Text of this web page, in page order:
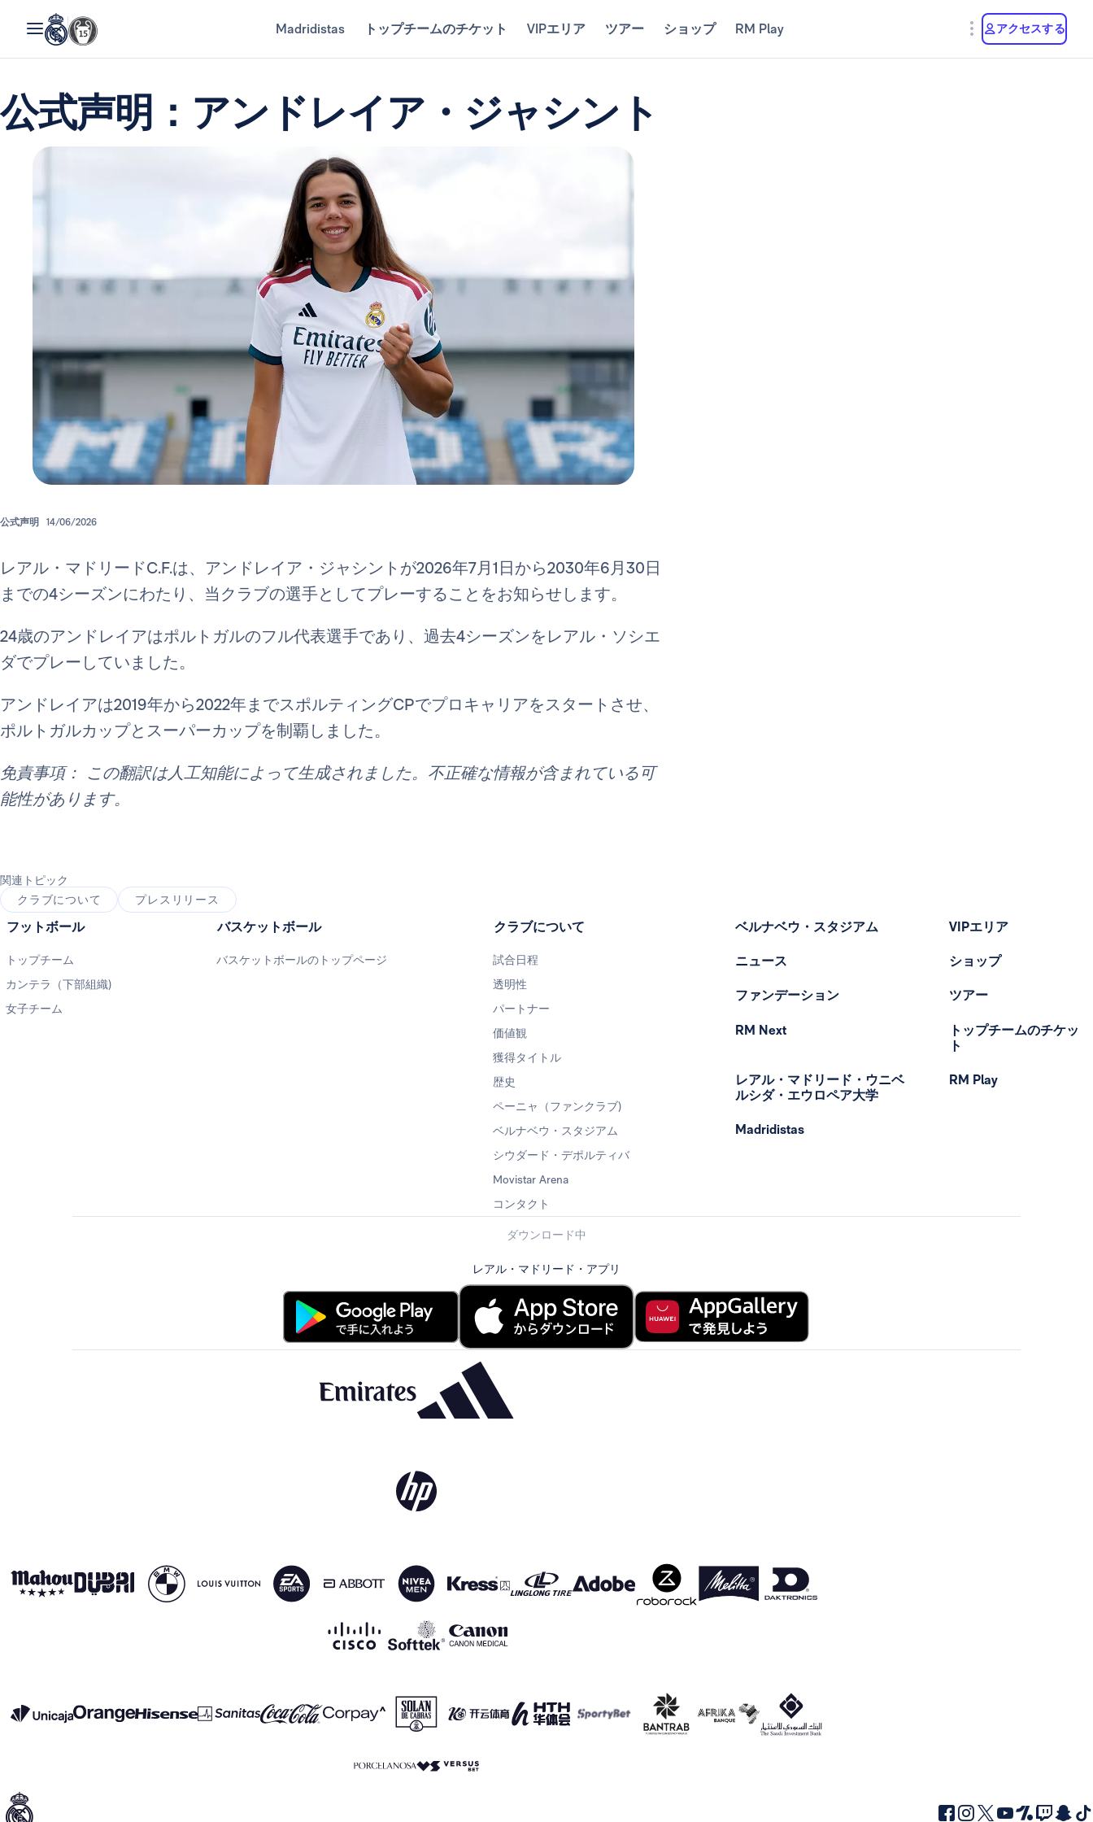
Madridistas トップチームのチケット VIPエリア ツアー ショップ RM Play アクセスする
公式声明：アンドレイア・ジャシント
公式声明 14/06/2026
レアル・マドリードC.F.は、アンドレイア・ジャシントが2026年7月1日から2030年6月30日
までの4シーズンにわたり、当クラブの選手としてプレーすることをお知らせします。
24歳のアンドレイアはポルトガルのフル代表選手であり、過去4シーズンをレアル・ソシエ
ダでプレーしていました。
アンドレイアは2019年から2022年までスポルティングCPでプロキャリアをスタートさせ、
ポルトガルカップとスーパーカップを制覇しました。
免責事項： この翻訳は人工知能によって生成されました。不正確な情報が含まれている可
能性があります。
関連トピック
クラブについて
プレスリリース
フットボール
トップチーム
カンテラ（下部組織)
女子チーム
バスケットボール
バスケットボールのトップページ
クラブについて
試合日程
透明性
パートナー
価値観
獲得タイトル
歴史
ペーニャ（ファンクラブ)
ベルナベウ・スタジアム
シウダード・デポルティバ
Movistar Arena
コンタクト
ベルナベウ・スタジアム
ニュース
ファンデーション
RM Next
レアル・マドリード・ウニベ
ルシダ・エウロペア大学
Madridistas
VIPエリア
ショップ
ツアー
トップチームのチケッ
ト
RM Play
ダウンロード中
レアル・マドリード・アプリ